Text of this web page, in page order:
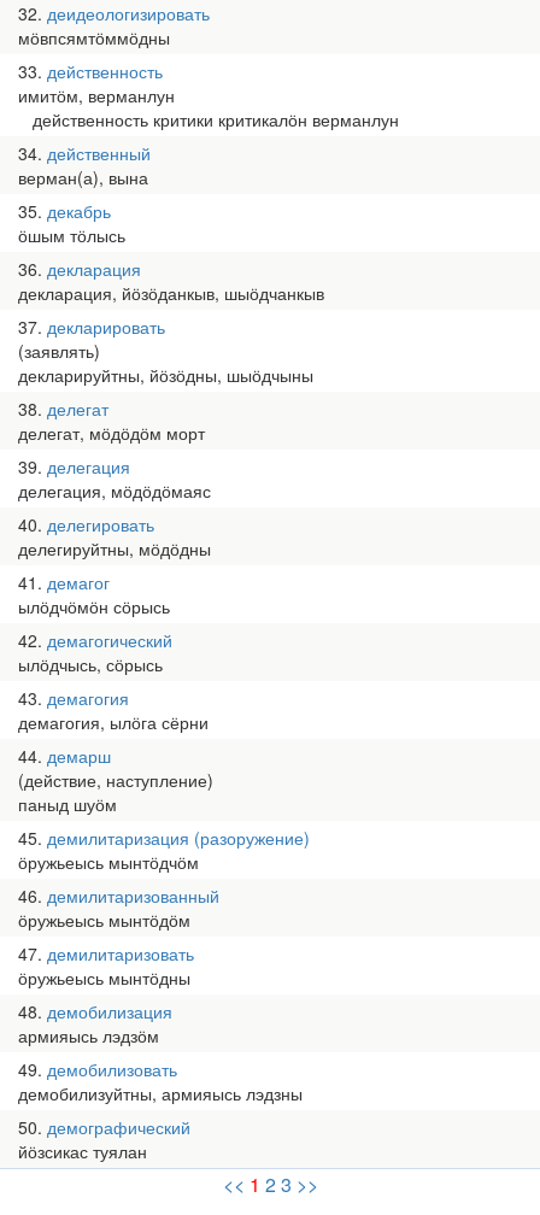
32 деидеологизировать
мӧвпсямтӧммӧдны
33 действенность
имитӧм, верманлун
действенность критики критикалӧн верманлун
34 действенный
верман(а), вына
35 декабрь
ӧшым тӧлысь
36 декларация
декларация, йӧзӧданкыв, шыӧдчанкыв
37 декларировать
(заявлять)
декларируйтны, йӧзӧдны, шыӧдчыны
38 делегат
делегат, мӧдӧдӧм морт
39 делегация
делегация, мӧдӧдӧмаяс
40 делегировать
делегируйтны, мӧдӧдны
41 демагог
ылӧдчӧмӧн сӧрысь
42 демагогический
ылӧдчысь, сӧрысь
43 демагогия
демагогия, ылӧга сёрни
44 демарш
(действие, наступление)
паныд шуӧм
45 демилитаризация (разоружение)
ӧружьеысь мынтӧдчӧм
46 демилитаризованный
ӧружьеысь мынтӧдӧм
47 демилитаризовать
ӧружьеысь мынтӧдны
48 демобилизация
армияысь лэдзӧм
49 демобилизовать
демобилизуйтны, армияысь лэдзны
50 демографический
йӧзсикас туялан
<< 1 23 >>